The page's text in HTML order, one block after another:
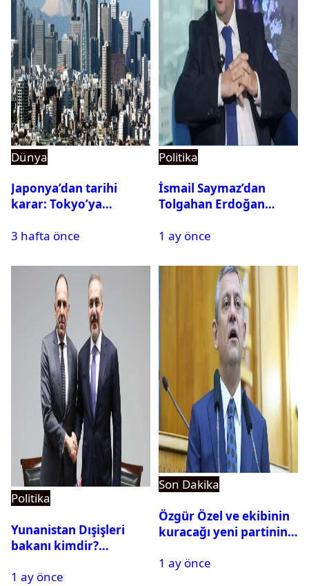
Dünya
Japonya’dan tarihi
karar: Tokyo’ya
geliyor
3 hafta önce
Politika
İsmail Saymaz’dan
Tolgahan Erdoğan
bilgisini sızdırıp para
1 ay önce
Politika
Yunanistan Dışişleri
bakanı kimdir?
kariyeri ve hayatı,
1 ay önce
Son Dakika
Özgür Özel ve ekibinin
kuracağı yeni partinin
1 ay önce